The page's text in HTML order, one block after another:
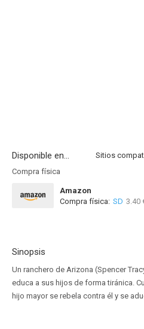
Disponible en...
Compra física
Amazon
Compra física: SD 3.40
Sinopsis
Un ranchero de Arizona (Spencer
educa a sus hijos de forma tiránica.
hijo mayor se rebela contra él y se